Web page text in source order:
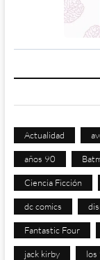
Actualidad
años 90
Ciencia Ficción
dc comics
Fantastic Four
jack kirby los